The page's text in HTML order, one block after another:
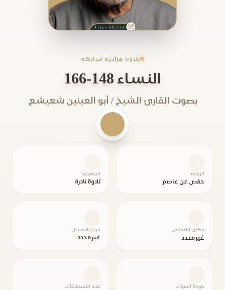
تلاوة قرآنية مباركة
النساء 148-166
بصوت القارئ الشيخ / أبو العينين شعيشع
الرواية
حفص عن عاصم
المصحف
تلاوة نادرة
مكان التسجيل
غير محدد
تاريخ التسجيل
غير محدد
جودة الصوت عدد الاستماعات